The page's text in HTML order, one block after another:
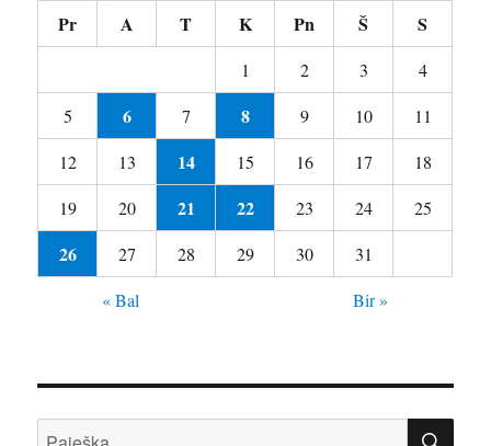
Pr A T K Pn Š S
1 2 3
4
5
6 7 8 9 10
11
12
13 14 15 16 17
18
19
20 21 22 23 24 25
26 27 28 29 30
31
« Bal
Bir »
Ieškoti: